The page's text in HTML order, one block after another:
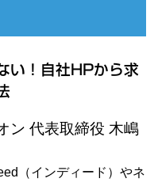
い！自社HPから求
ン 代表取締役 木嶋
（イ ンディード）やネ